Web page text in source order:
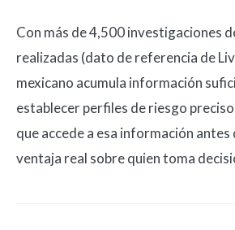
Con más de 4,500 investigaciones
realizadas (dato de referencia de
mexicano acumula información
establecer perfiles de riesgo
que accede a esa información
ventaja real sobre quien toma